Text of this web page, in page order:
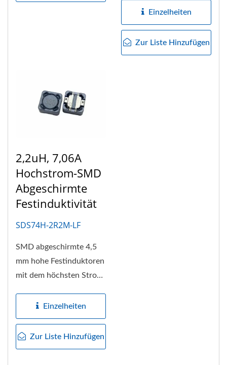
Leistungsinduktivität, der
Körper...
Einzelheiten
Zur Liste Hinzufügen
2,2uH, 7,06A
Hochstrom-SMD
Abgeschirmte
Festinduktivität
SDS74H-2R2M-LF
SMD abgeschirmte 4,5
mm hohe Festinduktoren
mit dem höchsten Strom
zeichnen...Einzelheiten
Zur Liste Hinzufügen